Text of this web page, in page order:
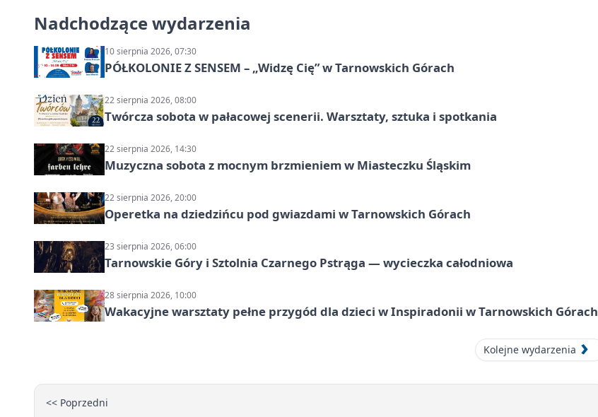
Nadchodzące wydarzenia
10 sierpnia 2026, 07:30
PÓŁKOLONIE Z SENSEM – „Widzę Cię” w Tarnowskich Górach
22 sierpnia 2026, 08:00
Twórcza sobota w pałacowej scenerii. Warsztaty, sztuka i spotkania
22 sierpnia 2026, 14:30
Muzyczna sobota z mocnym brzmieniem w Miasteczku Śląskim
22 sierpnia 2026, 20:00
Operetka na dziedzińcu pod gwiazdami w Tarnowskich Górach
23 sierpnia 2026, 06:00
Tarnowskie Góry i Sztolnia Czarnego Pstrąga — wycieczka całodniowa
28 sierpnia 2026, 10:00
Wakacyjne warsztaty pełne przygód dla dzieci w Inspiradonii w Tarnowskich Górach
Kolejne wydarzenia
<< Poprzedni